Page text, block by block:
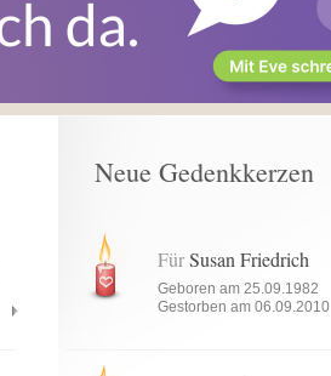
Neue Gedenkkerzen
FürSusan Friedrich
Geboren am 25.09.1982
Gestorben am 06.09.2010